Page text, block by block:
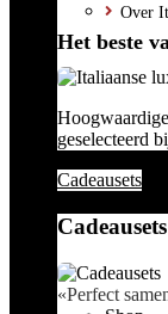
Over
Het beste
geselecteerd
Cadeausets
«Perfect